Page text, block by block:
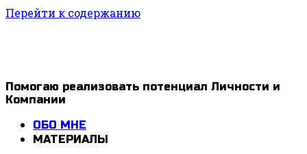
Перейти к содержанию
1ldar
Valiev
Помогаю реализовать потенциал Личности и
Компании
ОБО МНЕ
МАТЕРИАЛЫ